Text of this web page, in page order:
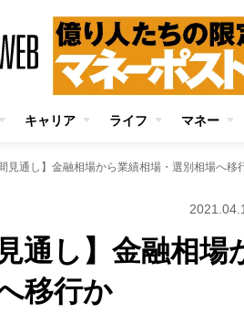
キャリア ライフ マネー
見通し】金融相場から業績相場・選別相場へ移
通し】金融相場
移行か